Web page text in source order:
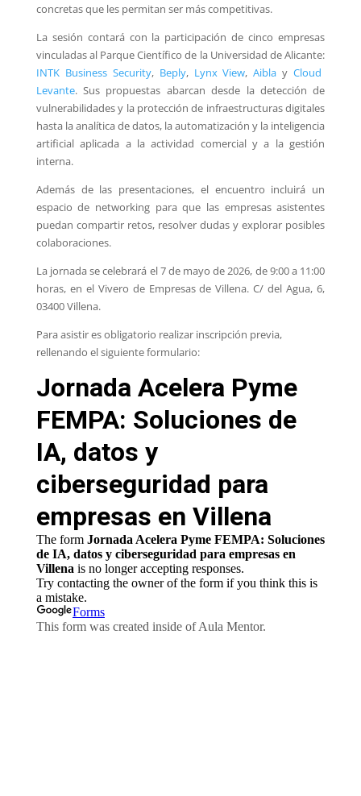
concretas que les permitan ser más competitivas.
La sesión contará con la participación de cinco empresas
vinculadas al Parque Científico de la Universidad de Alicante:
INTK Business Security, Beply, Lynx View,Aibla yCloud
Levante. Sus propuestas abarcan desde la detección de
vulnerabilidades y la protección de infraestructuras digitales
hasta la analítica de datos, la automatización y la inteligencia
artificial aplicada a la actividad comercial y a la gestión
interna.
Además de las presentaciones, el encuentro incluirá un
espacio de networking para que las empresas asistentes
puedan compartir retos, resolver dudas y explorar posibles
colaboraciones.
La jornada se celebrará el 7 de mayo de 2026, de 9:00 a 11:00
horas, en el Vivero de Empresas de Villena. C/ del Agua, 6,
03400 Villena.
Para asistir es obligatorio realizar inscripción previa,
rellenando el siguiente formulario: